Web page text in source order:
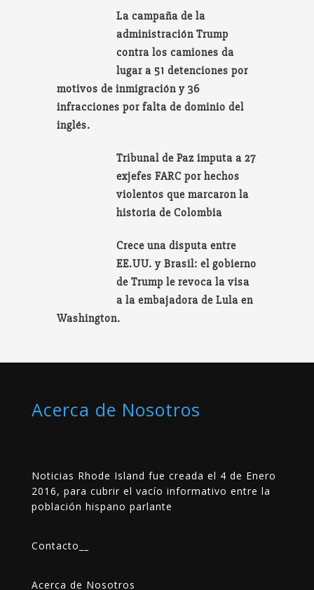
La campaña de la
administración Trump
contra los camiones da
lugar a 51 detenciones por
motivos de inmigración y 36
infracciones por falta de dominio del
inglés.
Tribunal de Paz imputa a 27
exjefes FARC por hechos
violentos que marcaron la
historia de Colombia
Crece una disputa entre
EE.UU. y Brasil: el gobierno
de Trump le revoca la visa
a la embajadora de Lula en
Washington.
Acerca de Nosotros
Noticias Rhode Island fue creada el 4 de Enero
2016, para cubrir el vacío informativo entre la
población hispano parlante
Contacto
Acerca de Nosotros